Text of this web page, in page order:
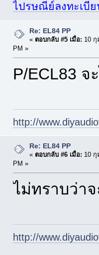
ไปรษณีย์ลงทะเบีย
Re: EL84 PP
« ตอบกลับ #5 เมื่อ: 10
PM »
P/ECL83
http://
Re: EL84 PP
« ตอบกลับ #6 เมื่อ: 10
PM »
ไม่ทราบว่า
http://